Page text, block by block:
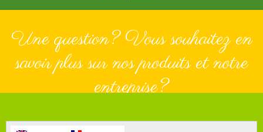
Une question? Vous souhaitez en
savoir plus sur nos produits et notre
entreprise?
N'hésitez pas à nous contacter!